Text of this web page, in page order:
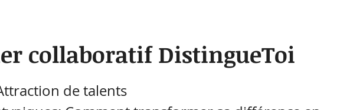
collaboratif DistingueToi
de talents